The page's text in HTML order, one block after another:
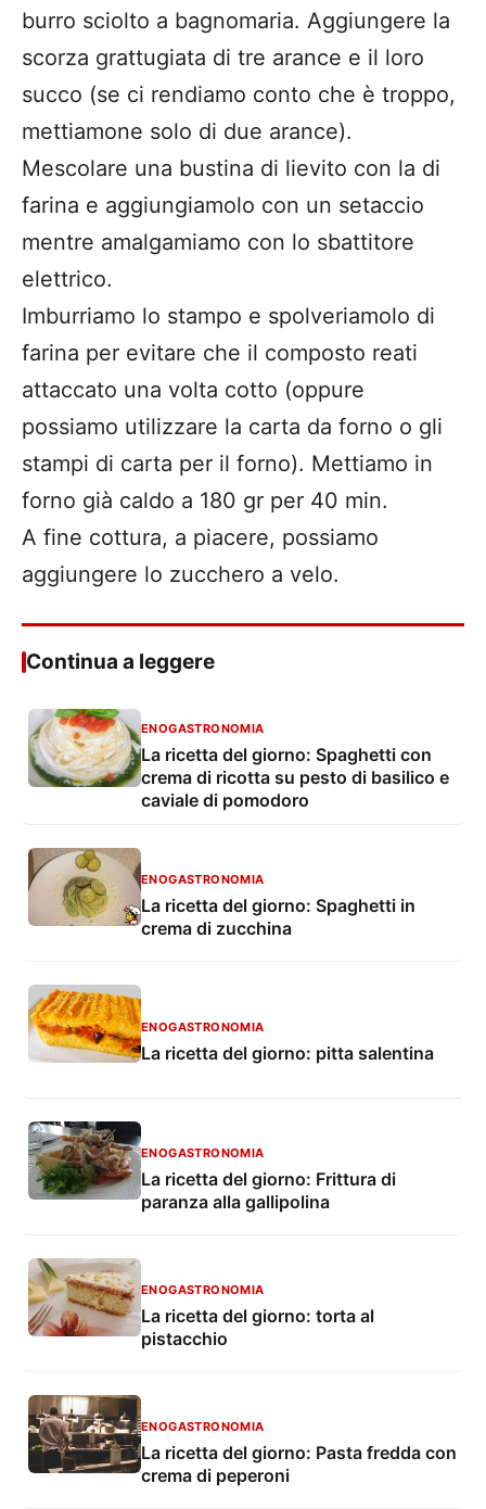
burro sciolto a bagnomaria. Aggiungere la
scorza grattugiata di tre arance e il loro
succo (se ci rendiamo conto che è troppo,
mettiamone solo di due arance).
Mescolare una bustina di lievito con la di
farina e aggiungiamolo con un setaccio
mentre amalgamiamo con lo sbattitore
elettrico.
Imburriamo lo stampo e spolveriamolo di
farina per evitare che il composto reati
attaccato una volta cotto (oppure
possiamo utilizzare la carta da forno o gli
stampi di carta per il forno). Mettiamo in
forno già caldo a 180 gr per 40 min.
A fine cottura, a piacere, possiamo
aggiungere lo zucchero a velo.
Continua a leggere
ENOGASTRONOMIA
La ricetta del giorno: Spaghetti con
crema di ricotta su pesto di basilico e
caviale di pomodoro
ENOGASTRONOMIA
La ricetta del giorno: Spaghetti in
crema di zucchina
ENOGASTRONOMIA
La ricetta del giorno: pitta salentina
ENOGASTRONOMIA
La ricetta del giorno: Frittura di
paranza alla gallipolina
ENOGASTRONOMIA
La ricetta del giorno: torta al
pistacchio
ENOGASTRONOMIA
La ricetta del giorno: Pasta fredda con
crema di peperoni